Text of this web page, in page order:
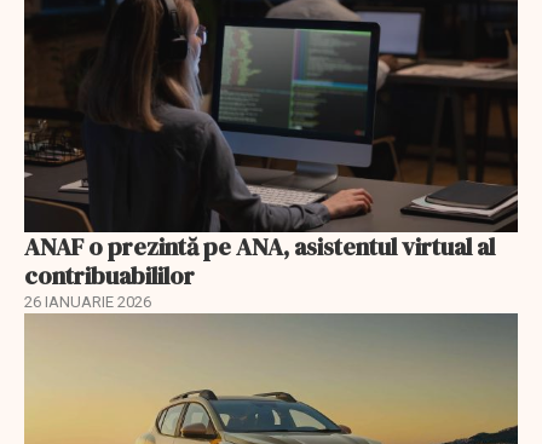
ANAF o prezintă pe ANA, asistentul virtual al
contribuabililor
26 IANUARIE 2026